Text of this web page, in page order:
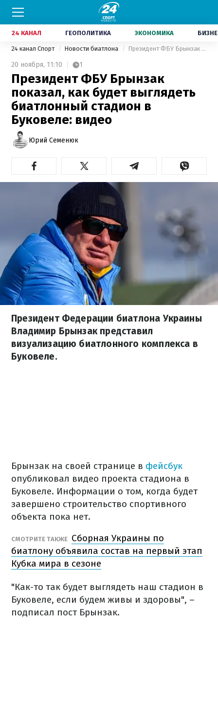
24 КАНАЛ ГЕОПОЛИТИКА ЭКОНОМИКА
24 канал Спорт Новости биатлона Президент ФБУ Брынзак показал, как будет выглядеть биатлонный стадион в Буковеле: видео
20 ноября, 11:10 1
Президент ФБУ Брынзак
показал, как будет выглядеть
биатлонный стадион в
Буковеле: видео
Юрий Семенюк
Президент Федерации биатлона Украины
Владимир Брынзак представил
визуализацию биатлонного комплекса в
Буковеле.
Брынзак на своей странице в фейсбук
опубликовал видео проекта стадиона в
Буковеле. Информации о том, когда будет
завершено строительство спортивного
объекта пока нет.
СМОТРИТЕ ТАКЖЕ Сборная Украины по
биатлону объявила состав на первый этап
Кубка мира в сезоне
"Как-то так будет выглядеть наш стадион в
Буковеле, если будем живы и здоровы", –
подписал пост Брынзак.